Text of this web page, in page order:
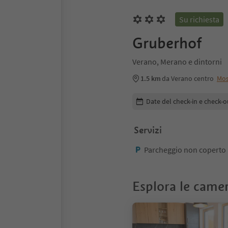
Su richiesta
Gruberhof
Verano, Merano e dintorni
1.5 km da Verano centro
Modifica i dettagli della
Date del check-in e check-
Servizi
Parcheggio non coperto
Esplora le